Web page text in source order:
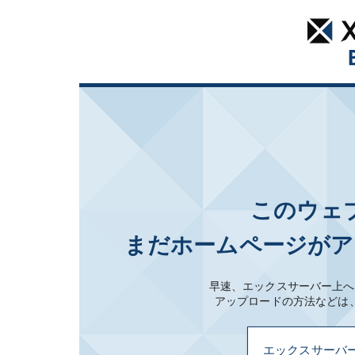
このウェ
まだホームページが
早速、エックスサーバー上
アップロードの方法などは
エックスサーバ